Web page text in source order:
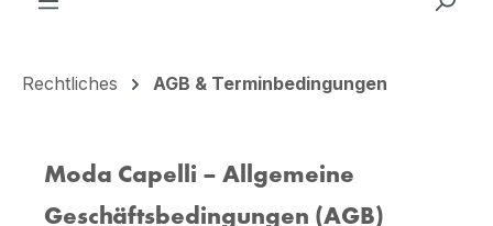
Rechtliches AGB & Terminbedingungen
Moda Capelli – Allgemeine
Geschäftsbedingungen (AGB)